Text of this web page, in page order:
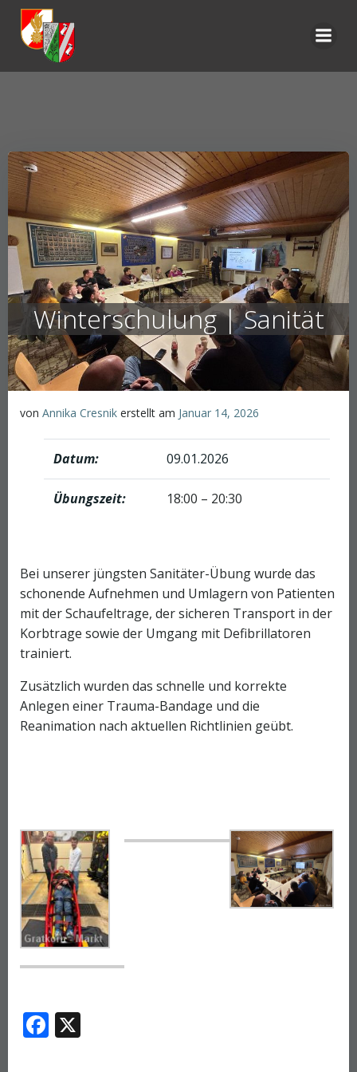
Winterschulung | Sanität
von Annika Cresnik erstellt am Januar 14, 2026
Datum: 09.01.2026
Übungszeit: 18:00 – 20:30
Bei unserer jüngsten Sanitäter-Übung wurde das
schonende Aufnehmen und Umlagern von Patienten
mit der Schaufeltrage, der sicheren Transport in der
Korbtrage sowie der Umgang mit Defibrillatoren
trainiert.
Zusätzlich wurden das schnelle und korrekte
Anlegen einer Trauma-Bandage und die
Reanimation nach aktuellen Richtlinien geübt.
Facebook